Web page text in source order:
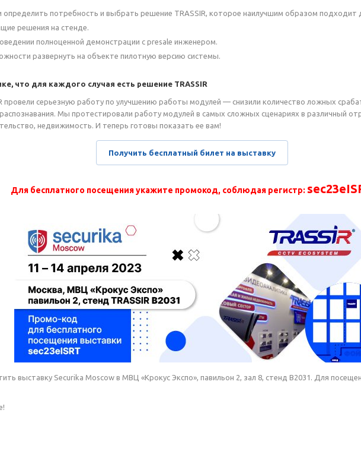
потребность и выбрать решение TRASSIR, которое наилучшим образом подходит
решения на стенде.
полноценной демонстрации с presale инженером.
развернуть на объекте пилотную версию системы.
что для каждого случая есть решение TRASSIR
провели серьезную работу по улучшению работы модулей — снизили количество ложных
Мы протестировали работу модулей в самых сложных сценариях в различный
недвижимость. И теперь готовы показать ее вам!
Получить бесплатный билет на выставку
Для бесплатного посещения укажите промокод, соблюдая регистр:
выставку Securika Moscow в МВЦ «Крокус Экспо», павильон 2, зал 8, стенд В2031. Для